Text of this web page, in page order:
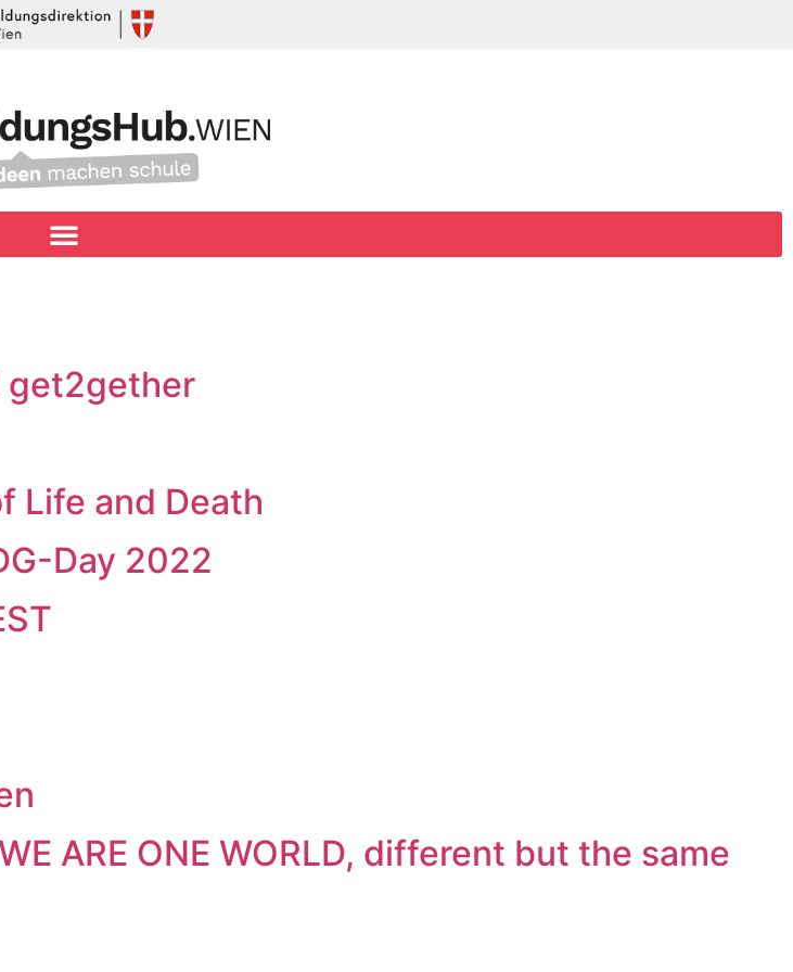
get2gether
Life and Death
Day 2022
ARE ONE WORLD, different but the same